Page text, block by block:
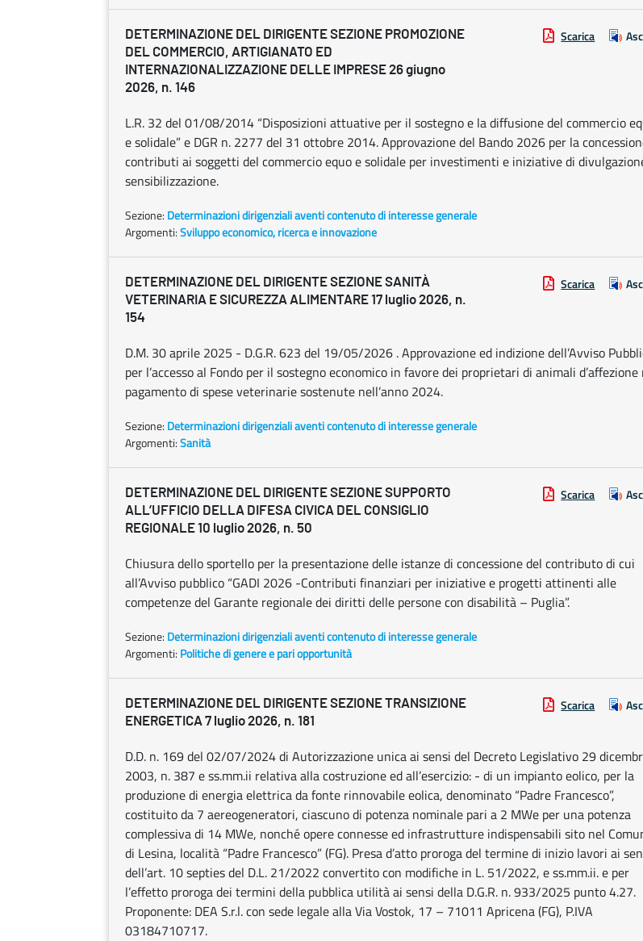
DETERMINAZIONE DEL DIRIGENTE SEZIONE PROMOZIONE
DEL COMMERCIO, ARTIGIANATO ED
INTERNAZIONALIZZAZIONE DELLE IMPRESE 26 giugno
2026, n. 146
Scarica
L.R. 32 del 01/08/2014 “Disposizioni attuative per il sostegno e la diffusione del commercio
e solidale” e DGR n. 2277 del 31 ottobre 2014. Approvazione del Bando 2026 per la
contributi ai soggetti del commercio equo e solidale per investimenti e iniziative di
sensibilizzazione.
Sezione: Determinazioni dirigenziali aventi contenuto di interesse generale
Argomenti:Sviluppo economico, ricerca e innovazione
DETERMINAZIONE DEL DIRIGENTE SEZIONE SANITÀ
VETERINARIA E SICUREZZA ALIMENTARE 17 luglio 2026, n.
154
Scarica
D.M. 30 aprile 2025 - D.G.R. 623 del 19/05/2026 . Approvazione ed indizione dell’Avviso
per l’accesso al Fondo per il sostegno economico in favore dei proprietari di animali d’affezione
pagamento di spese veterinarie sostenute nell’anno 2024.
Sezione: Determinazioni dirigenziali aventi contenuto di interesse generale
Argomenti:Sanità
DETERMINAZIONE DEL DIRIGENTE SEZIONE SUPPORTO
ALL’UFFICIO DELLA DIFESA CIVICA DEL CONSIGLIO
REGIONALE 10 luglio 2026, n. 50
Scarica
Chiusura dello sportello per la presentazione delle istanze di concessione del contributo di cui
all’Avviso pubblico “GADI 2026 -Contributi finanziari per iniziative e progetti attinenti alle
competenze del Garante regionale dei diritti delle persone con disabilità – Puglia”.
Sezione: Determinazioni dirigenziali aventi contenuto di interesse generale
Argomenti: Politiche di genere e pari opportunità
DETERMINAZIONE DEL DIRIGENTE SEZIONE TRANSIZIONE
ENERGETICA 7 luglio 2026, n. 181
Scarica
D.D. n. 169 del 02/07/2024 di Autorizzazione unica ai sensi del Decreto Legislativo 29
2003, n. 387 e ss.mm.ii relativa alla costruzione ed all’esercizio: - di un impianto eolico, per la
produzione di energia elettrica da fonte rinnovabile eolica, denominato “Padre Francesco”,
costituito da 7 aereogeneratori, ciascuno di potenza nominale pari a 2 MWe per una potenza
complessiva di 14 MWe, nonché opere connesse ed infrastrutture indispensabili sito nel
di Lesina, località “Padre Francesco” (FG). Presa d’atto proroga del termine di inizio lavori ai
dell’art. 10 septies del D.L. 21/2022 convertito con modifiche in L. 51/2022, e ss.mm.ii. e per
l’effetto proroga dei termini della pubblica utilità ai sensi della D.G.R. n. 933/2025 punto 4.27.
Proponente: DEA S.r.l. con sede legale alla Via Vostok, 17 – 71011 Apricena (FG), P.IVA
03184710717.